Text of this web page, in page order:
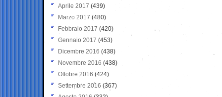
Aprile 2017 (439)
Marzo 2017 (480)
Febbraio 2017 (420)
Gennaio 2017 (453)
Dicembre 2016 (438)
Novembre 2016 (438)
Ottobre 2016 (424)
Settembre 2016 (367)